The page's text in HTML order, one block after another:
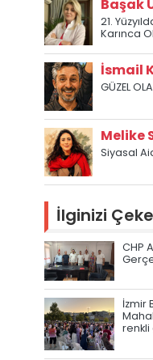
Başak
21.
Karınca
İsmail
GÜZEL
Melike
Siyasal
İlginizi
CHP
İzmir